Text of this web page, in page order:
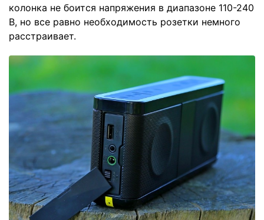
колонка не боится напряжения в диапазоне 110-240
В, но все равно необходимость розетки немного
расстраивает.